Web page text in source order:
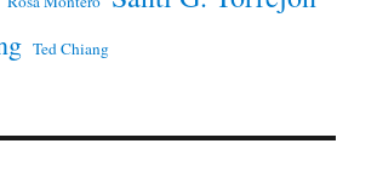
Ted Chiang